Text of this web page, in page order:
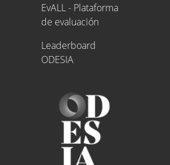
EvALL - Plataforma
de evaluación
Leaderboard
ODESIA